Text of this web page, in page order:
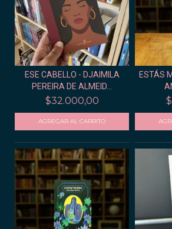
ESE CABELLO - DJAIMILA
PEREIRA DE ALMEID...
$32.000,00
ESTÁS